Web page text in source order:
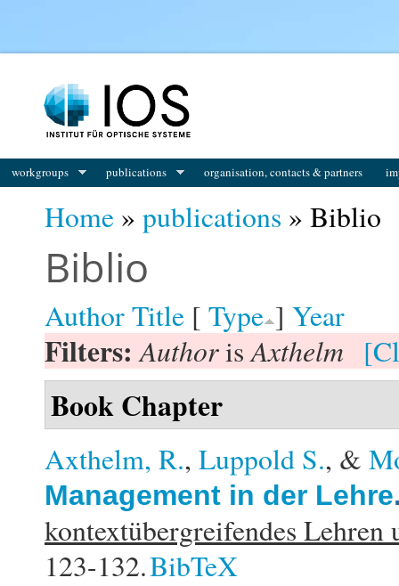
workgroups publications organisation, contacts & partners
Home » publications » Biblio
Biblio
AuthorTitle [ Type ] Year
Filters:AuthorisAxthelm
Book Chapter
Axthelm, R., Luppold S., &
Management in der Lehre
kontextübergreifendes
123-132.BibTeX